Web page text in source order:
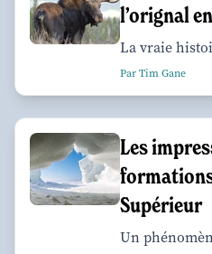
l’orignal
La vraie
Par Tim Gane
Les
Supérieur
Un